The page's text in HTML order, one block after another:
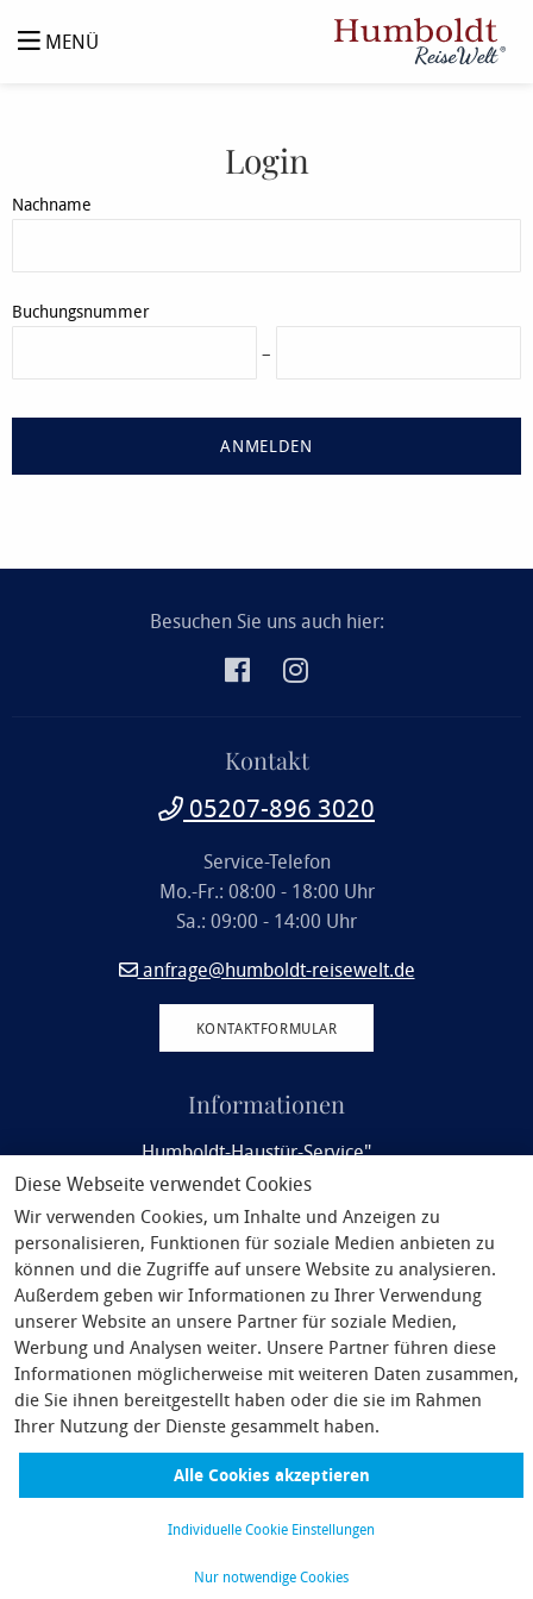
Diese Webseite verwendet Cookies
Wir verwenden Cookies, um Inhalte und Anzeigen zu
personalisieren, Funktionen für soziale Medien anbieten zu
können und die Zugriffe auf unsere Website zu analysieren.
Außerdem geben wir Informationen zu Ihrer Verwendung
unserer Website an unsere Partner für soziale Medien,
Werbung und Analysen weiter. Unsere Partner führen diese
Informationen möglicherweise mit weiteren Daten zusammen,
die Sie ihnen bereitgestellt haben oder die sie im Rahmen
Ihrer Nutzung der Dienste gesammelt haben.
Alle Cookies akzeptieren
Individuelle Cookie Einstellungen
Nur notwendige Cookies
MENÜ
Login
Nachname
Buchungsnummer
–
ANMELDEN
Besuchen Sie uns auch hier:
Kontakt
05207-896 3020
Service-Telefon
Mo.-Fr.: 08:00 - 18:00 Uhr
Sa.: 09:00 - 14:00 Uhr
anfrage@humboldt-reisewelt.de
KONTAKTFORMULAR
Informationen
„Humboldt-Haustür-Service"
Rail&Fly
Service
Philosophie
Unsere Partner
AGB
Pauschalreiserecht
Nutzungsbedingungen Vorteilsprogramm
Impressum
Widerrufsrecht/Datenschutz